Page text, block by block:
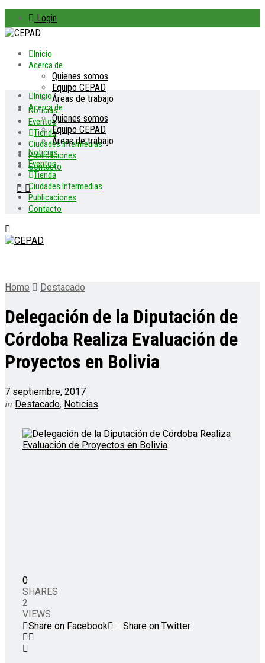
Login
Inicio
Acerca de
Quienes somos
Equipo CEPAD
Áreas de trabajo
Noticias
Eventos
Tienda
Ciudades Intermedias
Publicaciones
Contacto
Inicio
Acerca de
Quienes somos
Equipo CEPAD
Áreas de trabajo
Noticias
Eventos
Tienda
Ciudades Intermedias
Publicaciones
Contacto
Home Destacado
Delegación de la Diputación de
Córdoba Realiza Evaluación de
Proyectos en Bolivia
7 septiembre, 2017
in Destacado, Noticias
0
SHARES
2
VIEWS
Share on Facebook
Share on Twitter